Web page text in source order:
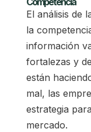
El análisis de
la
información
fortalezas y
están
mal, las
estrategia
mercado.